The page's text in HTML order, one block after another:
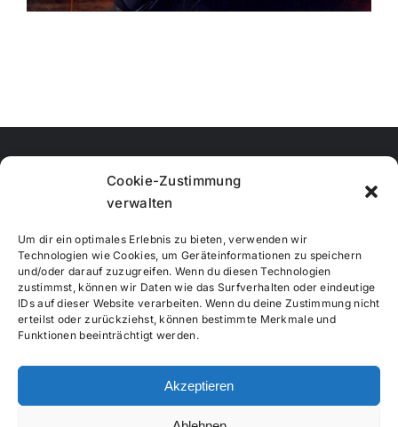
Cookie-Zustimmung
verwalten
Um dir ein optimales Erlebnis zu bieten, verwenden wir
Technologien wie Cookies, um Geräteinformationen zu speichern
und/oder darauf zuzugreifen. Wenn du diesen Technologien
zustimmst, können wir Daten wie das Surfverhalten oder eindeutige
IDs auf dieser Website verarbeiten. Wenn du deine Zustimmung nicht
erteilst oder zurückziehst, können bestimmte Merkmale und
Funktionen beeinträchtigt werden.
Akzeptieren